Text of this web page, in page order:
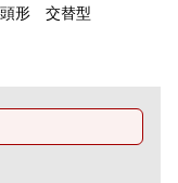
頭形 交替型